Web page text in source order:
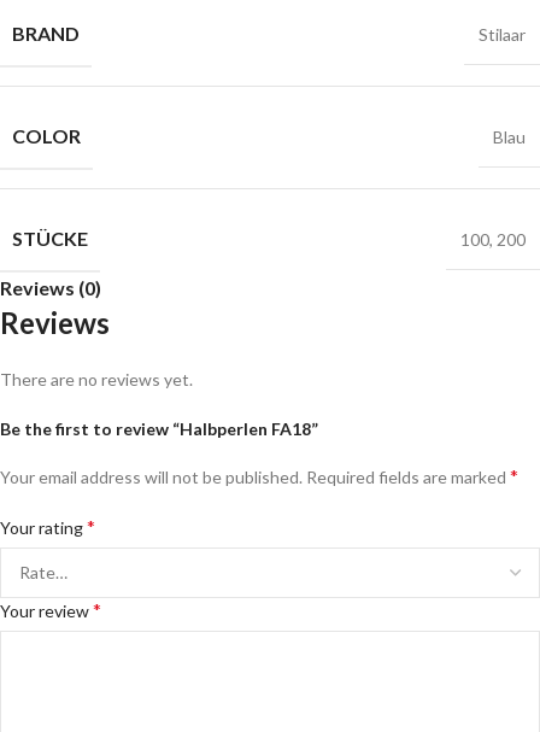
BRAND
Stilaar
COLOR Blau
STÜCKE 100, 200
Reviews (0)
Reviews
There are no reviews yet.
Be the first to review “Halbperlen FA18”
Your email address will not be published. Required fields are marked *
Your rating*
Your review*